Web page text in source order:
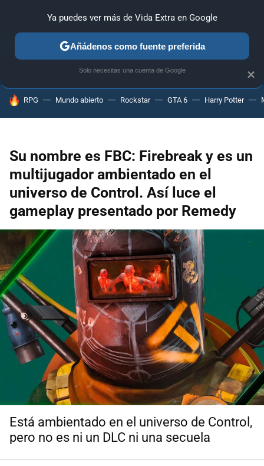
ANÁLISIS GUÍAS Y TRUCOS PC SONY NINTENDO
HOY SE HABLA DE
RPG Mundo abierto Rockstar GTA 6 Harry Potter
Su nombre es FBC: Firebreak y es un
multijugador ambientado en el
universo de Control. Así luce el
gameplay presentado por Remedy
Está ambientado en el universo de Control,
pero no es ni un DLC ni una secuela
×
Ya puedes ver más de Vida Extra en Google
Añádenos como fuente preferida
Solo necesitas una cuenta de Google